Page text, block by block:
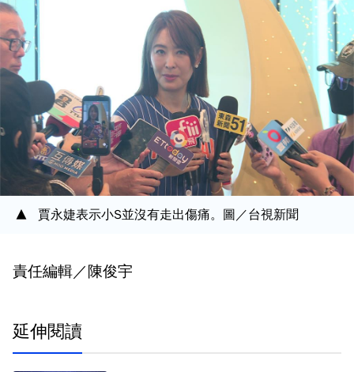
賈永婕表示小S並沒有走出傷痛。圖／台視新聞
責任編輯／陳俊宇
延伸閱讀